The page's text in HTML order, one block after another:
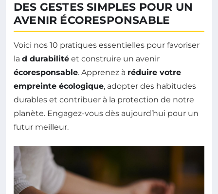
DES GESTES SIMPLES POUR UN
AVENIR ÉCORESPONSABLE
Voici nos 10 pratiques essentielles pour favoriser
la d durabilité et construire un avenir
écoresponsable. Apprenez à réduire votre
empreinte écologique, adopter des habitudes
durables et contribuer à la protection de notre
planète. Engagez-vous dès aujourd’hui pour un
futur meilleur.